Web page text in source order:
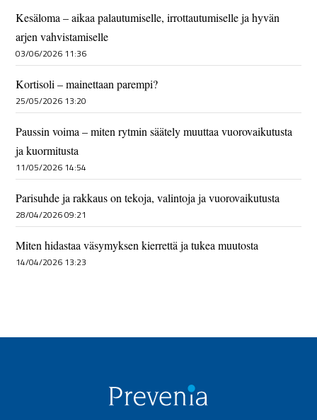
Kesäloma – aikaa palautumiselle, irrottautumiselle ja hyvän
arjen vahvistamiselle
03/06/2026 11:36
Kortisoli – mainettaan parempi?
25/05/2026 13:20
Paussin voima – miten rytmin säätely muuttaa vuorovaikutusta
ja kuormitusta
11/05/2026 14:54
Parisuhde ja rakkaus on tekoja, valintoja ja vuorovaikutusta
28/04/2026 09:21
Miten hidastaa väsymyksen kierrettä ja tukea muutosta
14/04/2026 13:23